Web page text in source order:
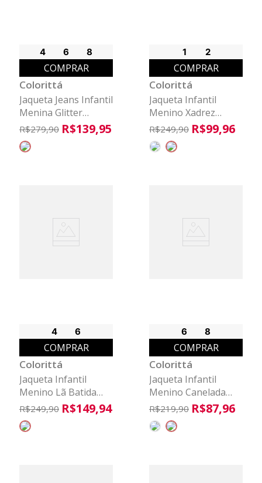
4 6 8
COMPRAR
Colorittá
Jaqueta Jeans Infantil
Menina Glitter
Colorittá Azul
R$279,90 R$139,95
1 2
COMPRAR
Colorittá
Jaqueta Infantil
Menino Xadrez
Peluciada Colorittá
Cinza
R$249,90 R$99,96
4 6
COMPRAR
Colorittá
Jaqueta Infantil
Menino Lã Batida
Capuz Colorittá
Cinza
R$249,90 R$149,94
6 8
COMPRAR
Colorittá
Jaqueta Infantil
Menino Canelada
Zíper Colorittá Cinza
R$219,90 R$87,96